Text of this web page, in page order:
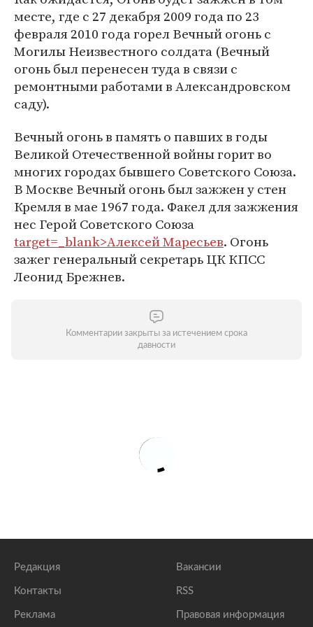
месте, где с 27 декабря 2009 года по 23
февраля 2010 года горел Вечный огонь с
Могилы Неизвестного солдата (Вечный
огонь был перенесен туда в связи с
ремонтными работами в Александровском
саду).
Вечный огонь в память о павших в годы
Великой Отечественной войны горит во
многих городах бывшего Советского Союза.
В Москве Вечный огонь был зажжен у стен
Кремля в мае 1967 года. Факел для зажжения
нес Герой Советского Союза
target=_blank>Алексей Маресьев. Огонь
зажег генеральный секретарь ЦК КПСС
Леонид Брежнев.
Комментарии закрыты за истечением срока
давности
Редакция
Контакты
Реклама
Вакансии
RSS
Правовая информация